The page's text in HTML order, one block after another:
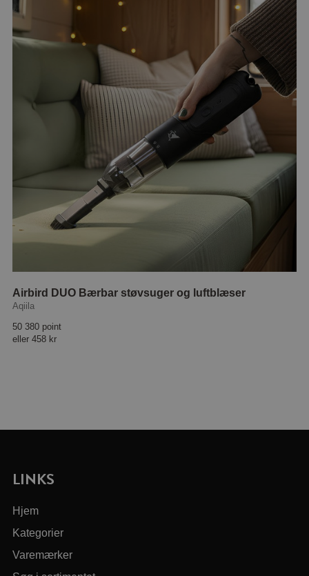
Airbird DUO Bærbar støvsuger og luftblæser
Aqiila
50 380 point
eller 458 kr
LINKS
Hjem
Kategorier
Varemærker